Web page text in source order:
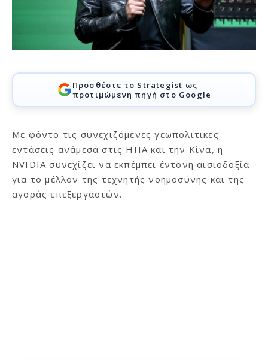
Προσθέστε το Strategist ως
προτιμώμενη πηγή στο Google
Με φόντο τις συνεχιζόμενες γεωπολιτικές
εντάσεις ανάμεσα στις ΗΠΑ και την Κίνα, η
NVIDIA συνεχίζει να εκπέμπει έντονη αισιοδοξία
για το μέλλον της τεχνητής νοημοσύνης και της
αγοράς επεξεργαστών.